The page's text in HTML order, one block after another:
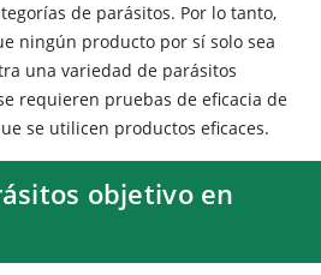
de parásitos. Por lo tanto,
ningún producto por sí solo sea
una variedad de parásitos
requieren pruebas de eficacia de
se utilicen productos eficaces.
objetivo en